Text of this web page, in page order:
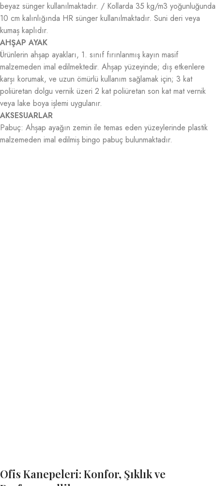
beyaz sünger kullanılmaktadır. / Kollarda 35 kg/m3 yoğunluğunda
10 cm kalınlığında HR sünger kullanılmaktadır. Suni deri veya
kumaș kaplıdır.
AHŞAP AYAK
Ürünlerin ahșap ayakları, 1. sınıf fırınlanmış kayın masif
malzemeden imal edilmektedir. Ahșap yüzeyinde; dıș etkenlere
karșı korumak, ve uzun ömürlü kullanım sağlamak için; 3 kat
poliüretan dolgu vernik üzeri 2 kat poliüretan son kat mat vernik
veya lake boya ișlemi uygulanır.
AKSESUARLAR
Pabuç: Ahșap ayağın zemin ile temas eden yüzeylerinde plastik
malzemeden imal edilmiș bingo pabuç bulunmaktadır.
Ofis Kanepeleri: Konfor, Şıklık ve